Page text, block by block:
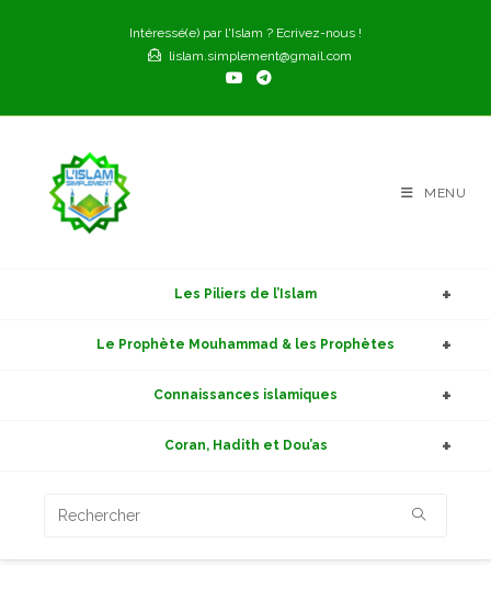
Intéressé(e) par l'Islam ? Ecrivez-nous !
lislam.simplement@gmail.com
MENU
Les Piliers de l’Islam
Le Prophète Mouhammad & les Prophètes
Connaissances islamiques
Coran, Hadith et Dou’as